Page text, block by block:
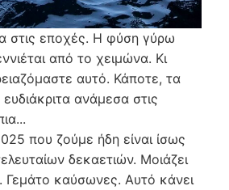
στις εποχές. Η φύση γύρω
από το χειμώνα. Κι
αυτό. Κάποτε, τα
ανάμεσα στις
που ζούμε ήδη είναι ίσως
δεκαετιών. Μοιάζει
Γεμάτο καύσωνες. Αυτό κάνει